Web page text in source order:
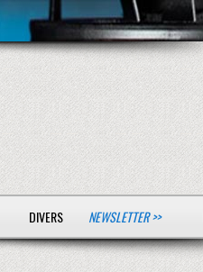
DIVERS NEWSLETTER >>